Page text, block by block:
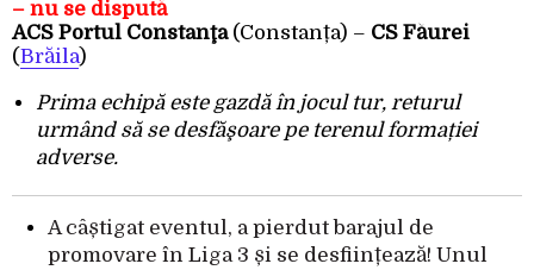
– nu se dispută
ACS Portul Constanţa (Constanța) – CS Făurei
(Brăila)
Prima echipă este gazdă în jocul tur, returul
urmând să se desfăşoare pe terenul formației
adverse.
A câștigat eventul, a pierdut barajul de
promovare în Liga 3 și se desființează! Unul